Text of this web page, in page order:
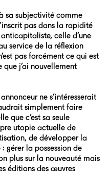
sa subjectivité comme
pas dans la rapidité
celle d’une
service de la réflexion
pas forcément ce qui est
que j’ai nouvellement
ne s’intéresserait
simplement faire
que c’est sa seule
utopie actuelle de
de développer la
gérer la possession de
plus sur la nouveauté mais
éditions des œuvres